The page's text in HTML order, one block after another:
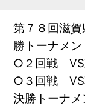
第７８回滋
勝トーナメン
○２回戦 VS
○３回戦 VS
決勝トーナ